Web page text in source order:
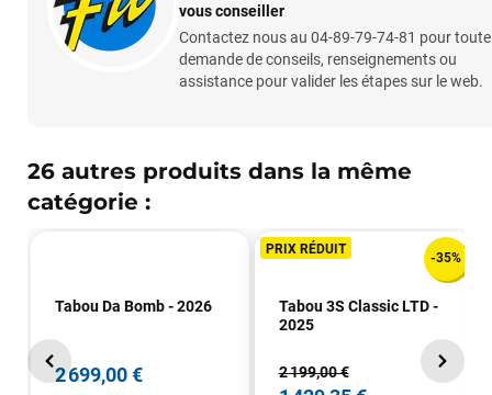
vous conseiller
Contactez nous au 04-89-79-74-81 pour toute
demande de conseils, renseignements ou
assistance pour valider les étapes sur le web.
26 autres produits dans la même
catégorie :
Tabou Da Bomb - 2026
2 699,00 €
PRIX RÉDUIT
-35%
Tabou 3S Classic LTD -
2025
2 199,00 €